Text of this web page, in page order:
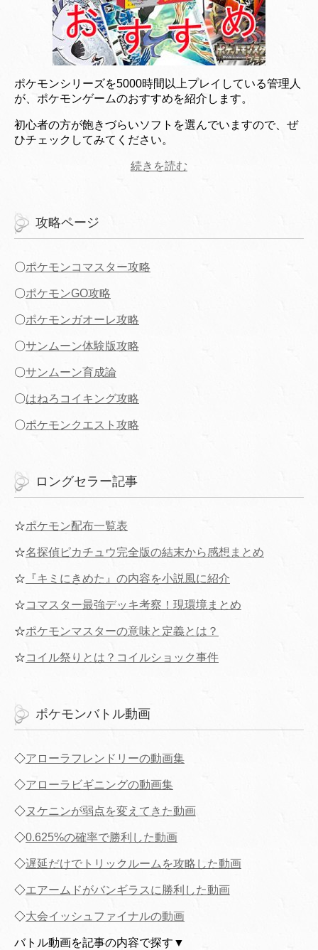
ポケモンシリーズを5000時間以上プレイしている管理人
が、ポケモンゲームのおすすめを紹介します。
初心者の方が飽きづらいソフトを選んでいますので、ぜ
ひチェックしてみてください。
続きを読む
攻略ページ
〇ポケモンコマスター攻略
〇ポケモンGO攻略
〇ポケモンガオーレ攻略
〇サンムーン体験版攻略
〇サンムーン育成論
〇はねろコイキング攻略
〇ポケモンクエスト攻略
ロングセラー記事
☆ポケモン配布一覧表
☆名探偵ピカチュウ完全版の結末から感想まとめ
☆ 『キミにきめた』の内容を小説風に紹介
☆コマスター最強デッキ考察！現環境まとめ
☆ポケモンマスターの意味と定義とは？
☆コイル祭りとは？コイルショック事件
ポケモンバトル動画
◇アローラフレンドリーの動画集
◇アローラビギニングの動画集
◇ヌケニンが弱点を変えてきた動画
◇0.625%の確率で勝利した動画
◇遅延だけでトリックルームを攻略した動画
◇エアームドがバンギラスに勝利した動画
◇大会イッシュファイナルの動画
バトル動画を記事の内容で探す▼